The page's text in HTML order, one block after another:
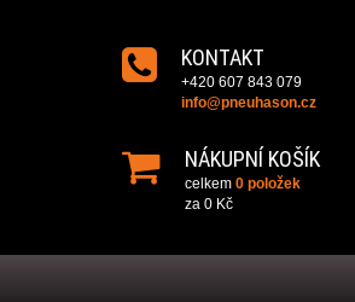
KONTAKT
+420 607 843 079
info@pneuhason.cz
NÁKUPNÍ KOŠÍK
celkem 0 položek
za 0 Kč